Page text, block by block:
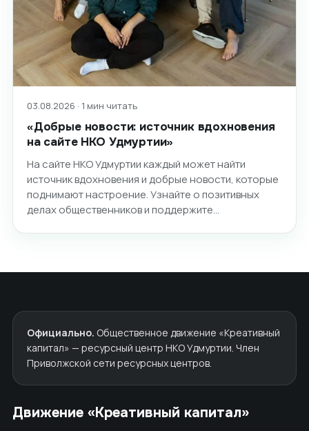
03.08.2026 · 1 мин читать
«Добрые новости: источник вдохновения
на сайте НКО Удмуртии»
На сайте НКО Удмуртии каждый может найти
источник вдохновения и добрые новости, которые
поднимают настроение. Узнайте о позитивных
делах общественников и поддержите…
Официально. Общественное движение «Креативный
капитал» — ресурсный центр НКО Удмуртии. Член
Приволжской сети ресурсных центров.
Движение «Креативный капитал»